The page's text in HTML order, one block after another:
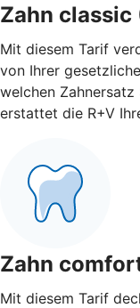
Zahn classic
Mit diesem Tarif
von Ihrer
welchen
erstattet die R+V
Zahn
Mit diesem Tarif